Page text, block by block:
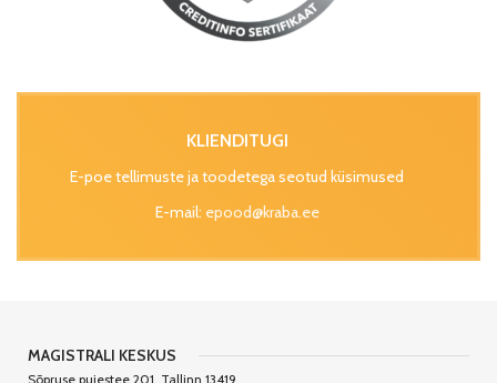
KLIENDITUGI
E-poe tellimuste ja toodetega seotud küsimused
E-mail: epood@kraba.ee
MAGISTRALI KESKUS
Sõpruse puiestee 201, Tallinn 13419